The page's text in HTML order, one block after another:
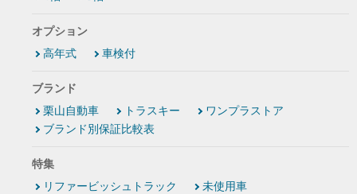
オプション
高年式
車検付
ブランド
栗山自動車
トラスキー
ワンプラストア
ブランド別保証比較表
特集
リファービッシュトラック
未使用車